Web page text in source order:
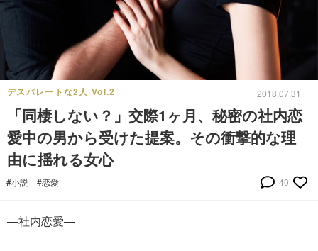
デスパレートな2人 Vol.2 2018.07.31
「同棲しない？」交際1ヶ月、秘密の社内恋
愛中の男から受けた提案。その衝撃的な理
由に揺れる女心
#小説 #恋愛 40
―社内恋愛―